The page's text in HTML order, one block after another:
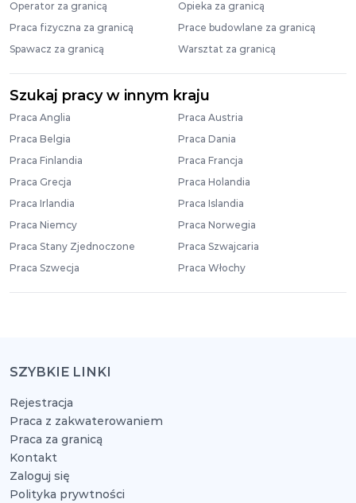
Operator za granicą
Opieka za granicą
Praca fizyczna za granicą
Prace budowlane za granicą
Spawacz za granicą
Warsztat za granicą
Szukaj pracy w innym kraju
Praca Anglia
Praca Austria
Praca Belgia
Praca Dania
Praca Finlandia
Praca Francja
Praca Grecja
Praca Holandia
Praca Irlandia
Praca Islandia
Praca Niemcy
Praca Norwegia
Praca Stany Zjednoczone
Praca Szwajcaria
Praca Szwecja
Praca Włochy
SZYBKIE LINKI
Rejestracja
Praca z zakwaterowaniem
Praca za granicą
Kontakt
Zaloguj się
Polityka prywtności